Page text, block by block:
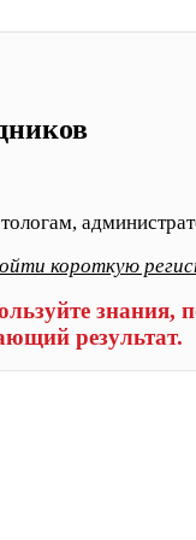
короткую
знания,
результат.